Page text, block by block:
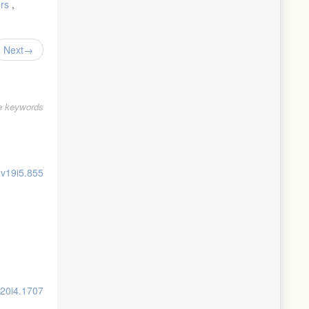
,
Next
keywords